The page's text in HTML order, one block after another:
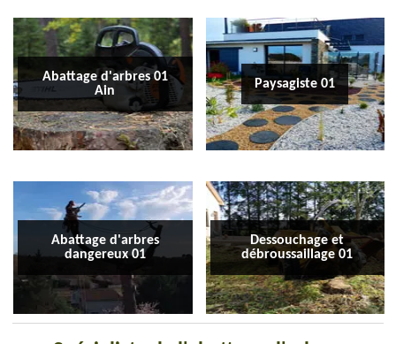
Abattage d'arbres 01
Ain
Paysagiste 01
Abattage d'arbres
dangereux 01
Dessouchage et
débroussaillage 01